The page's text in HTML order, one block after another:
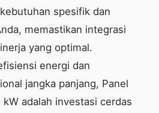
spesifik dan
memastikan integrasi
yang optimal.
energi dan
jangka panjang, Panel
adalah investasi cerdas